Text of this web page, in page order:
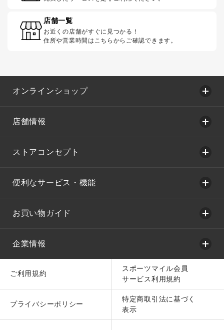
店舗一覧
お近くの店舗がすぐに見つかる！
住所や営業時間はこちらからご確認できます。
オンラインショップ
店舗情報
ストアコンセプト
便利なサービス・機能
お買い物ガイド
企業情報
ご利用規約
スポーツマイル会員
サービス利用規約
プライバシーポリシー
特定商取引法に基づく
表示